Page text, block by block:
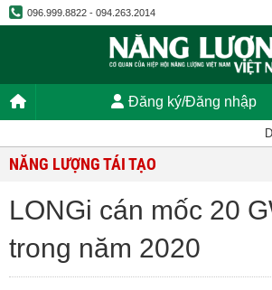
096.999.8822 - 094.263.2014
Đăng ký/Đăng nhập
NĂNG LƯỢNG TÁI TẠO
LONGi cán mốc 20
trong năm 2020